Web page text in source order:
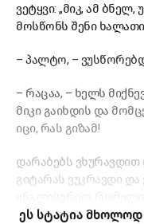
ვეტყვი: „მიკ, ამ
მოსწონს შენი
– პალტო, –
– რაცაა, – ხელს
მიკი გაიხდის და
იცი, რას გიზამ!
დარაბებს ვხურავდით
გიტარას ვუკრავდი
ეს სტატია მხოლოდ